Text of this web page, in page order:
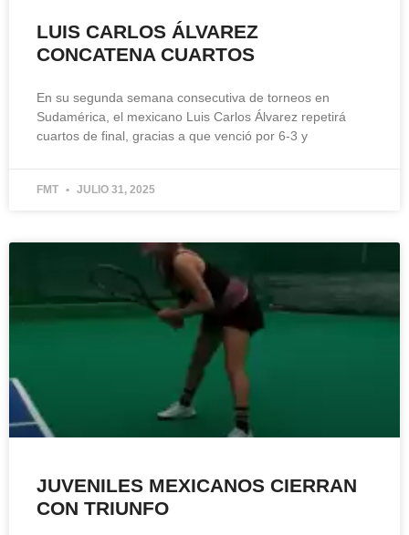
LUIS CARLOS ÁLVAREZ
CONCATENA CUARTOS
En su segunda semana consecutiva de torneos en
Sudamérica, el mexicano Luis Carlos Álvarez repetirá
cuartos de final, gracias a que venció por 6-3 y
FMT JULIO 31, 2025
JUVENILES MEXICANOS CIERRAN
CON TRIUNFO